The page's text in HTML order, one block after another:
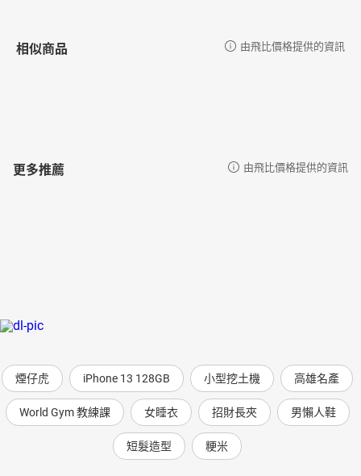
相似商品 由飛比價格提供的資訊
更多推薦 由飛比價格提供的資訊
煙仔虎 iPhone 13 128GB 小型挖土機 高雄名產
World Gym 教練課 女睡衣 招財長夾 男懶人鞋
短髮造型 粳米